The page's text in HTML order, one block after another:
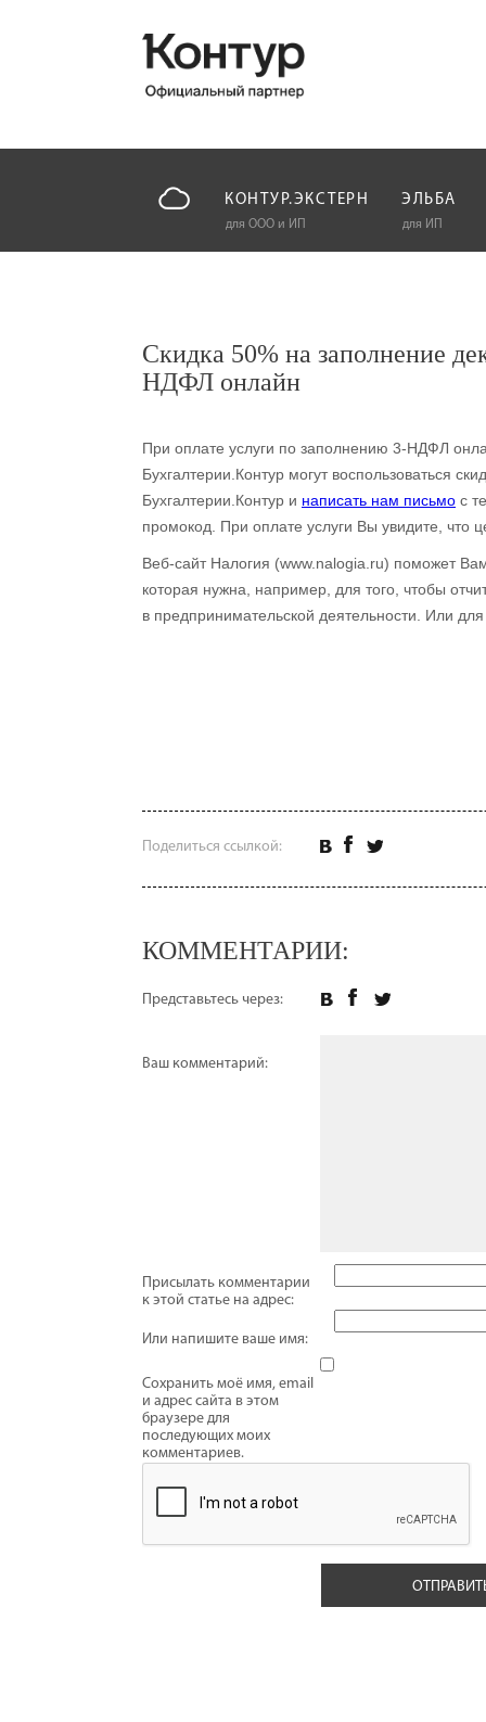
КОНТУР.ЭКСТЕРН
для ООО и ИП
ЭЛЬБА
для ИП
Скидка 50% на заполнение
НДФЛ онлайн
При оплате услуги по заполнению 3-НДФЛ
Бухгалтерии.Контур могут воспользоваться
Бухгалтерии.Контур и написать нам письмо с
промокод. При оплате услуги Вы увидите,
Веб-сайт Налогия (www.nalogia.ru) поможет
которая нужна, например, для того, чтобы
в предпринимательской деятельности. Или
Поделиться ссылкой:
КОММЕНТАРИИ:
Представьтесь через:
Ваш комментарий:
Присылать комментарии
к этой статье на адрес:
Или напишите ваше имя:
Сохранить моё имя, email
и адрес сайта в этом
браузере для
последующих моих
комментариев.